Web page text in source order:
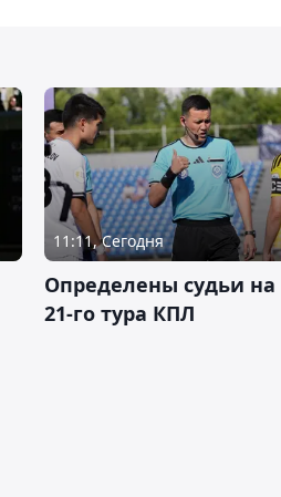
11:11, Сегодня
Определены судьи
21-го тура КПЛ